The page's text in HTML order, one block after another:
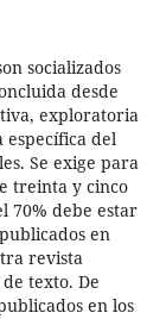
socializados
desde
exploratoria
específica del
Se exige para
treinta y cinco
70% debe estar
en
revista
texto. De
en los